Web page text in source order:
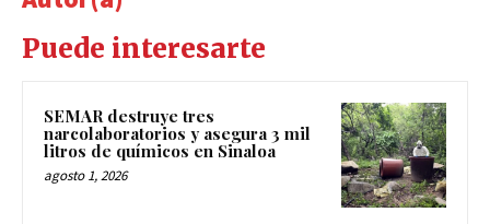
Puede interesarte
SEMAR destruye tres
narcolaboratorios y asegura 3 mil
litros de químicos en Sinaloa
agosto 1, 2026